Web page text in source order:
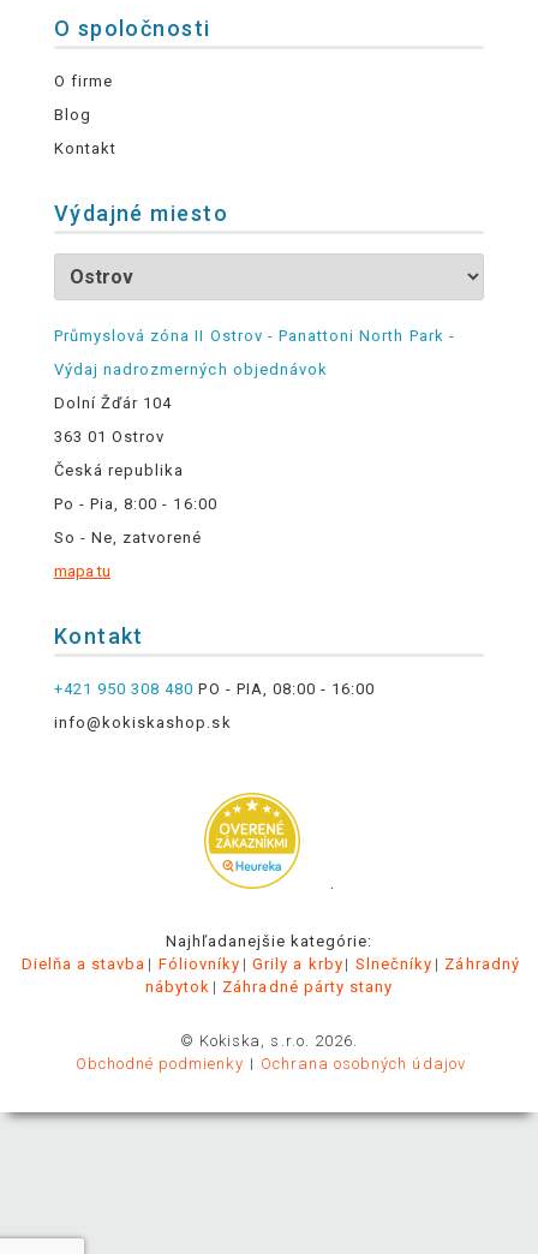
O spoločnosti
O firme
Blog
Kontakt
Výdajné miesto
Průmyslová zóna II Ostrov - Panattoni North Park -
Výdaj nadrozmerných objednávok
Dolní Žďár 104
363 01 Ostrov
Česká republika
Po - Pia, 8:00 - 16:00
So - Ne, zatvorené
mapa tu
Kontakt
+421 950 308 480 PO - PIA, 08:00 - 16:00
info@kokiskashop.sk
.
Najhľadanejšie kategórie:
Dielňa a stavba
Fóliovníky Grily a krby Slnečníky
Záhradný
nábytok
Záhradné párty stany
© Kokiska, s.r.o. 2026.
Obchodné podmienky
Ochrana osobných údajov